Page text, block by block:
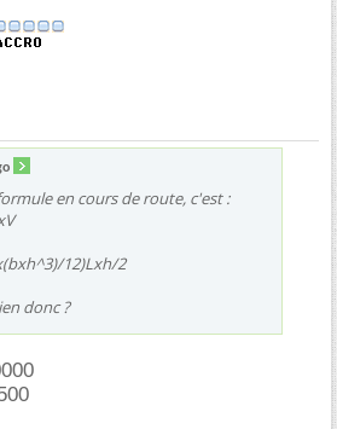
en cours de route, c'est :
12)Lxh/2
donc ?